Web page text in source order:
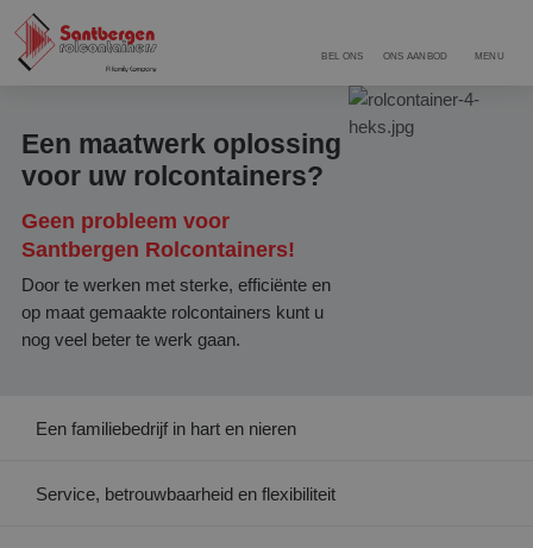
BEL ONS ONS AANBOD MENU
Een maatwerk oplossing
voor uw rolcontainers?
Geen probleem voor
Santbergen Rolcontainers!
Door te werken met sterke, efficiënte en
op maat gemaakte rolcontainers kunt u
nog veel beter te werk gaan.
Een familiebedrijf in hart en nieren
Service, betrouwbaarheid en flexibiliteit